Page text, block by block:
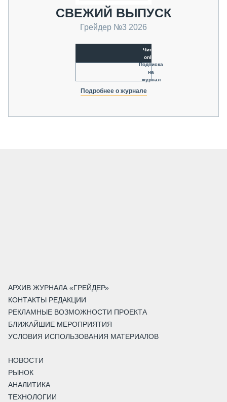
СВЕЖИЙ ВЫПУСК
Грейдер №3 2026
Читать
online
Подписка
на
журнал
Подробнее о журнале
АРХИВ ЖУРНАЛА «ГРЕЙДЕР»
КОНТАКТЫ РЕДАКЦИИ
РЕКЛАМНЫЕ ВОЗМОЖНОСТИ ПРОЕКТА
БЛИЖАЙШИЕ МЕРОПРИЯТИЯ
УСЛОВИЯ ИСПОЛЬЗОВАНИЯ МАТЕРИАЛОВ
НОВОСТИ
РЫНОК
АНАЛИТИКА
ТЕХНОЛОГИИ